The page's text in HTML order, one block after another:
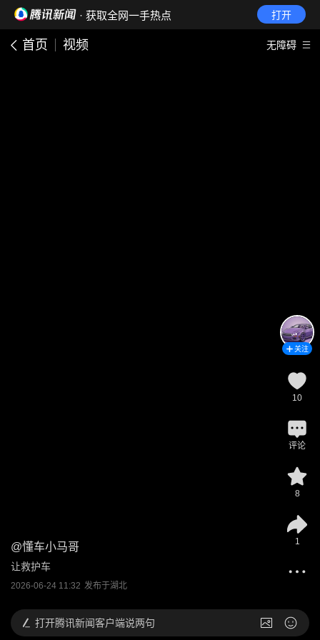
· 获取全网一手热点 打开
首页 视频 无障碍
@懂车小马哥
让救护车
2026-06-24 11:32 发布于湖北
关注
10
评论
8
1
打开腾讯新闻客户端说两句